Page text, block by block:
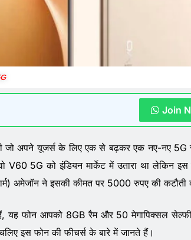
Join
जो अपने यूजर्स के लिए एक से बढ़कर एक नए-नए 5G
V60 5G को इंडियन मार्केट में उतारा था लेकिन
अमेजॉन ने इसकी कीमत पर 5000 रुपए की कटौती
यह फोन आपको 8GB रैम और 50 मेगापिक्सल
इस फोन की फीचर्स के बारे में जानते हैं।